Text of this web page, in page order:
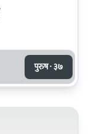
पुरुष · ३७